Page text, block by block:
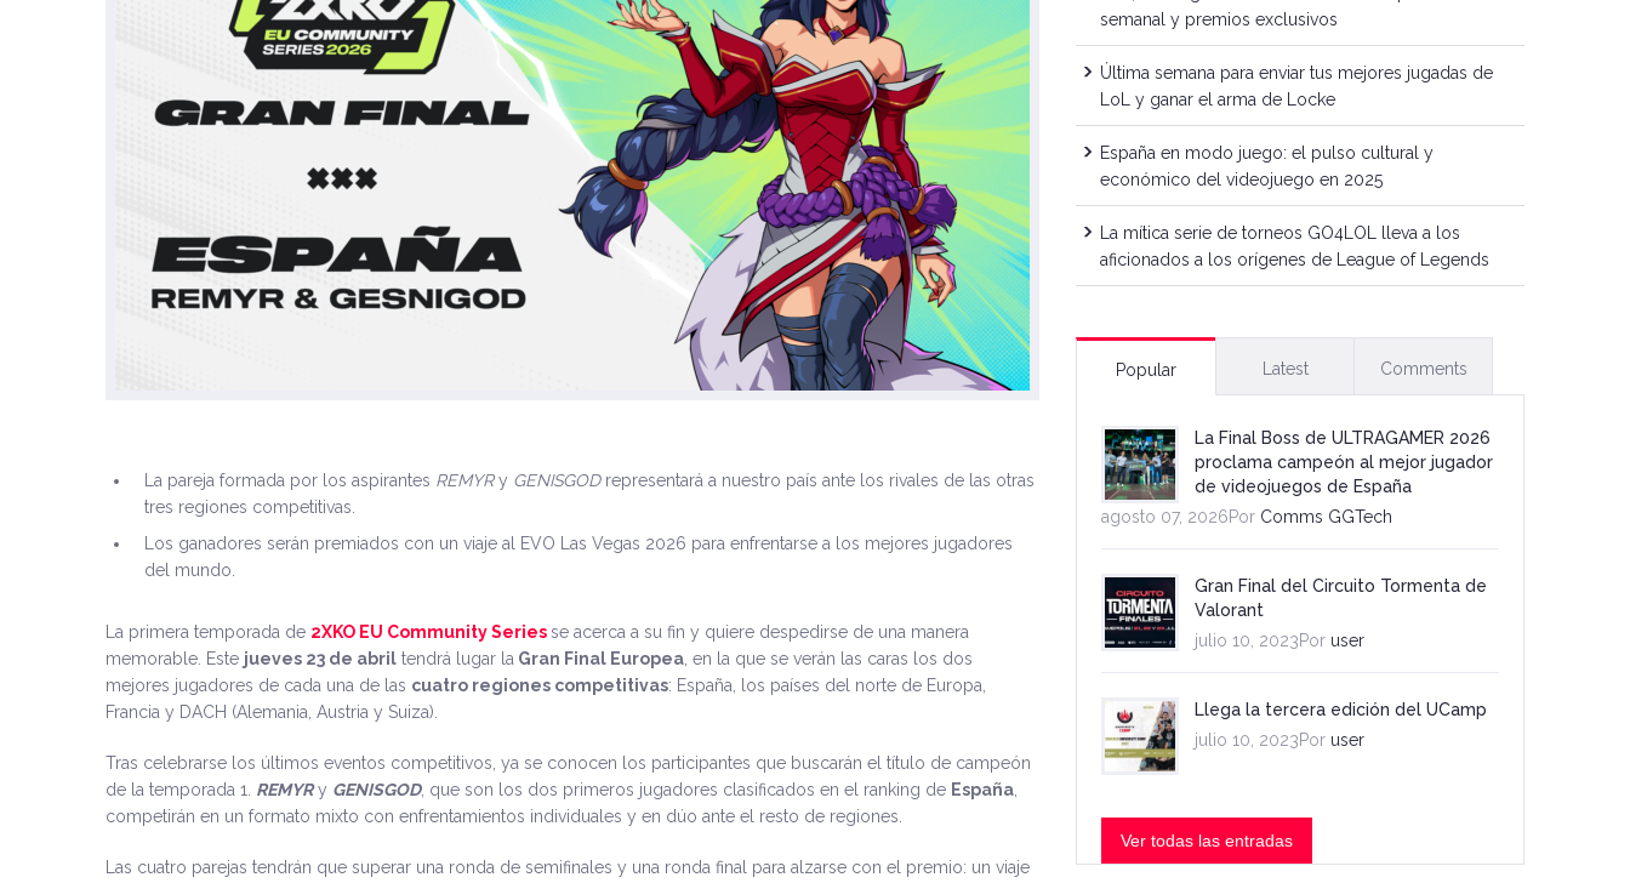
La pareja formada por los aspirantes REMYRy GENISGODrepresentará a nuestro país ante los rivales de las otras
tres regiones competitivas.
Los ganadores serán premiados con un viaje al EVO Las Vegas 2026 para enfrentarse a los mejores jugadores
del mundo.
La primera temporada de 2XKO EU Community Seriesse acerca a su fin y quiere despedirse de una manera
memorable. Este jueves 23 de abril tendrá lugar la Gran Final Europea , en la que se verán las caras los dos
mejores jugadores de cada una de las cuatro regiones competitivas: España, los países del norte de Europa,
Francia y DACH (Alemania, Austria y Suiza).
Tras celebrarse los últimos eventos competitivos, ya se conocen los participantes que buscarán el título de campeón
de la temporada 1. REMYRy GENISGOD, que son los dos primeros jugadores clasificados en el ranking de España
competirán en un formato mixto con enfrentamientos individuales y en dúo ante el resto de regiones.
Las cuatro parejas tendrán que superar una ronda de semifinales y una ronda final para alzarse con el premio: un viaje
semanal y premios exclusivos
Última semana para enviar tus mejores jugadas de
LoL y ganar el arma de Locke
España en modo juego: el pulso cultural y
económico del videojuego en 2025
La mítica serie de torneos GO4LOL lleva a los
aficionados a los orígenes de League of Legends
Popular Latest Comments
La Final Boss de ULTRAGAMER 2026
proclama campeón al mejor jugador
de videojuegos de España
agosto 07, 2026Por Comms GGTech
Gran Final del Circuito Tormenta de
Valorant
julio 10, 2023Por user
Llega la tercera edición del UCamp
julio 10, 2023Por user
Ver todas las entradas